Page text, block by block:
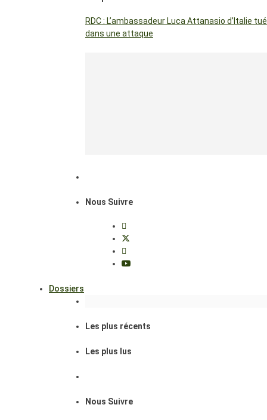
RDC : L’ambassadeur Luca Attanasio d’Italie tué
dans une attaque
Nous Suivre
Dossiers
Les plus récents
Les plus lus
Nous Suivre